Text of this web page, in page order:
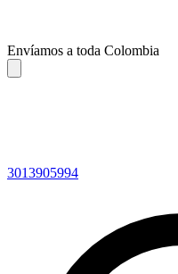
Envíamos a toda Colombia
3013905994